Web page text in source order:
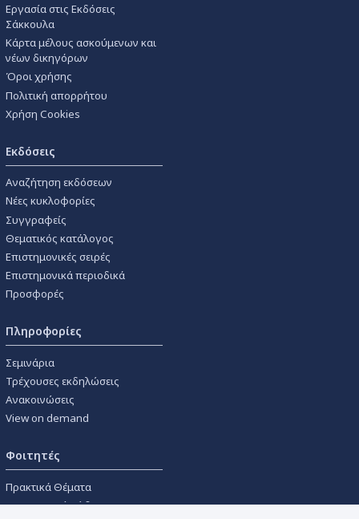
Εργασία στις Εκδόσεις
Σάκκουλα
Κάρτα μέλους ασκούμενων και
νέων δικηγόρων
Όροι χρήσης
Πολιτική απορρήτου
Χρήση Cookies
Εκδόσεις
Αναζήτηση εκδόσεων
Νέες κυκλοφορίες
Συγγραφείς
Θεματικός κατάλογος
Επιστημονικές σειρές
Επιστημονικά περιοδικά
Προσφορές
Πληροφορίες
Σεμινάρια
Τρέχουσες εκδηλώσεις
Ανακοινώσεις
View on demand
Φοιτητές
Πρακτικά Θέματα
Οικονομικοί Κώδικες